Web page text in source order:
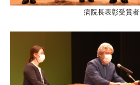
病院長表彰受賞者